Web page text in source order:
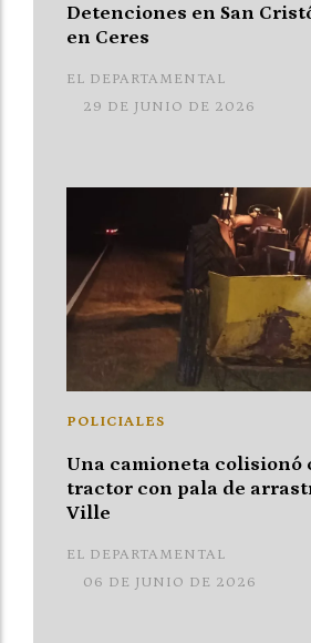
Detenciones en San
en Ceres
EL DEPARTAMENTAL
29 DE JUNIO DE 2026
Una camioneta colisionó
tractor con pala de
Ville
EL DEPARTAMENTAL
POLICIALES
06 DE JUNIO DE 2026